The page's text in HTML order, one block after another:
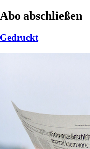
Abo abschließen
Gedruckt